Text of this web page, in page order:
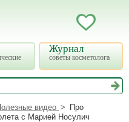
Журнал
советы косметолога
видео
Про
с Марией Носулич